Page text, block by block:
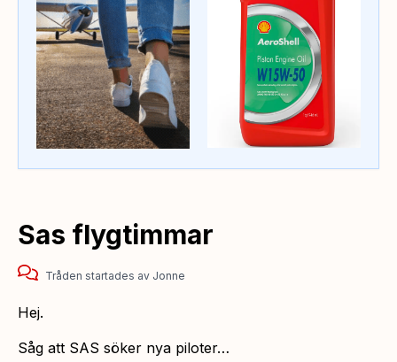
Sas flygtimmar
Tråden startades av Jonne
Hej.
Såg att SAS söker nya piloter…